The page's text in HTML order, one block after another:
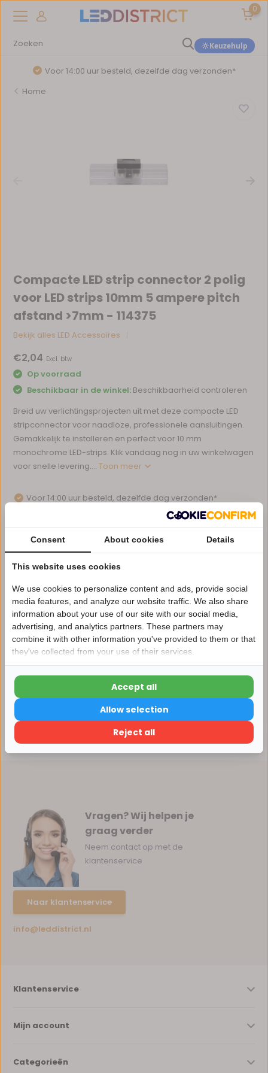
0
Keuzehulp
Voor 14:00 uur besteld, dezelfde dag verzonden*
Home
Compacte LED strip connector 2 polig
voor LED strips 10mm 5 ampere pitch
afstand >7mm - 114375
Bekijk alles LED Accessoires
€2,04 Excl. btw
Op voorraad
Beschikbaar in de winkel: Beschikbaarheid controleren
Breid uw verlichtingsprojecten uit met deze compacte LED
stripconnector voor naadloze, professionele aansluitingen.
Gemakkelijk te installeren en perfect voor 10 mm
monochrome LED-strips. Klik vandaag nog in uw winkelwagen
voor snelle levering....Toon meer
Voor 14:00 uur besteld, dezelfde dag verzonden*
1 tot 10 jaar garantie op verlichting
Vergelijk
Productomschrijving
Specificaties
Reviews
Delen
Vragen? Wij helpen je
graag verder
Neem contact op met de
klantenservice
Naar klantenservice
info@leddistrict.nl
Klantenservice
Mijn account
Categorieën
Nu 15% korting
15korting
15% korting
Verder winkelen
Consent About cookies Details
This website uses cookies
We use cookies to personalize content and ads, provide social
media features, and analyze our website traffic. We also share
information about your use of our site with our social media,
advertising, and analytics partners. These partners may
combine it with other information you've provided to them or that
they've collected from your use of their services.
Reject all
Allow selection
Accept all